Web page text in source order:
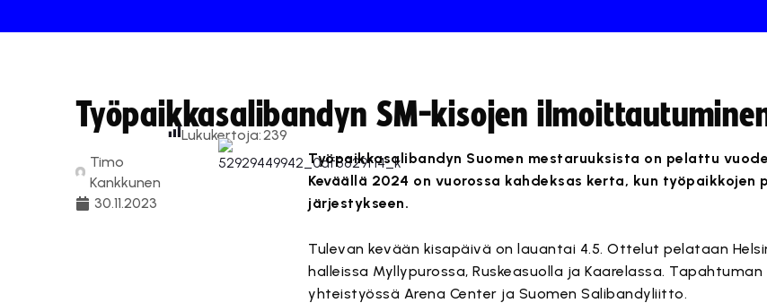
Työpaikkasalibandyn SM-kisojen
Timo
Kankkunen
30.11.2023
Lukukertoja:239
Työpaikkasalibandyn Suomen mestaruuksista on pelattu
Keväällä 2024 on vuorossa kahdeksas kerta, kun
järjestykseen.
Tulevan kevään kisapäivä on lauantai 4.5. Ottelut pelataan
halleissa Myllypurossa, Ruskeasuolla ja Kaarelassa.
yhteistyössä Arena Center ja Suomen Salibandyliitto.